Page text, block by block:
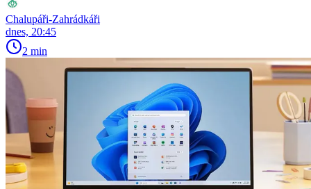
Chalupáři-Zahrádkáři
dnes, 20:45
2 min